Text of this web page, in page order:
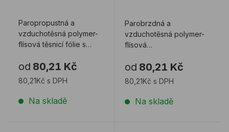
Paropropustná a
vzduchotěsná polymer-
flísová těsnicí fólie s
dešti. Používá s ...
od 80,21 Kč
80,21Kč s DPH
Na skladě
Parobrzdná a
vzduchotěsná polymer-
flísová
spáry otvorové konstr ...
od 80,21 Kč
80,21Kč s DPH
Na skladě